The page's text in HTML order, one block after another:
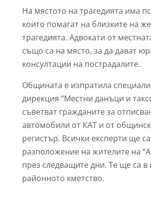
На мястото на трагедията има
които помагат на близките на
трагедията. Адвокати от
също са на място, за да дават
консултации на пострадалите.
Общината е изпратила
дирекция “Местни данъци и
съветват гражданите за
автомобили от КАТ и от
регистър. Всички експерти ще
разположение на жителите на
през следващите дни. Те ще са в
районното кметство.